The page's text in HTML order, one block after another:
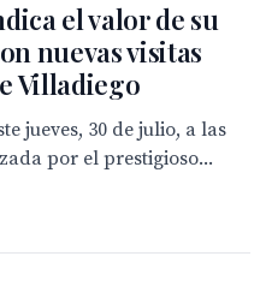
el valor de su
nuevas visitas
Villadiego
jueves, 30 de julio, a las
por el prestigioso...